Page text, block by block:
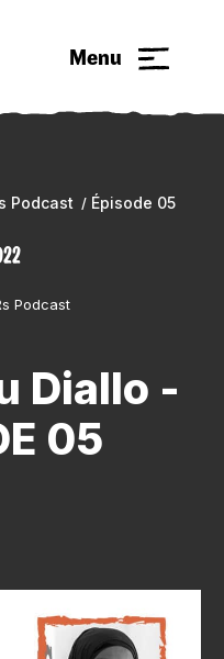
Menu
Podcast Épisode 05
Podcast
Diallo -
05